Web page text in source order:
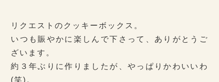
リクエストのクッキーボックス。
いつも賑やかに楽しんで下さって、ありがとうご
ざいます。
約３年ぶりに作りましたが、やっぱりかわいいわ
(笑)。